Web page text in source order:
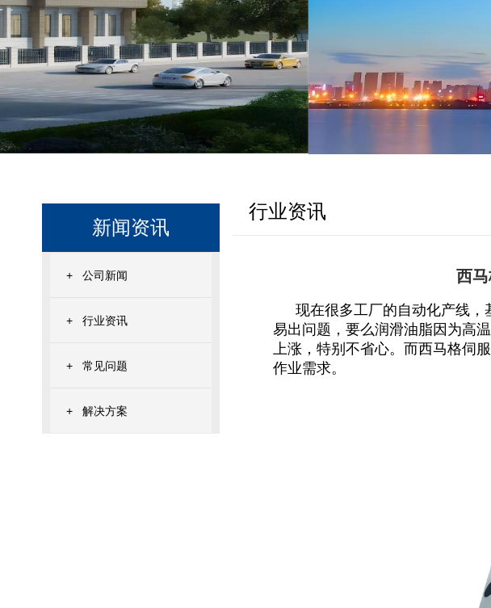
新闻资讯
+ 公司新闻
+ 行业资讯
+ 常见问题
+ 解决方案
行业资讯
西
现在很多工厂的自动化产线
易出问题，要么润滑油脂因为高
上涨，特别不省心。而西马格伺
作业需求。